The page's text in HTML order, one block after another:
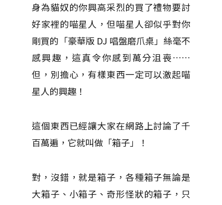
身為貓奴的你興高采烈的買了禮物要討
好家裡的喵星人，但喵星人卻似乎對你
剛買的「豪華版 DJ 唱盤磨爪桌」絲毫不
感興趣，這真令你感到萬分沮喪……
但，別擔心，有樣東西一定可以激起喵
星人的興趣！
這個東西已經讓大家在網路上討論了千
百萬遍，它就叫做「箱子」！
對，沒錯，就是箱子，各種箱子無論是
大箱子、小箱子、奇形怪狀的箱子，只